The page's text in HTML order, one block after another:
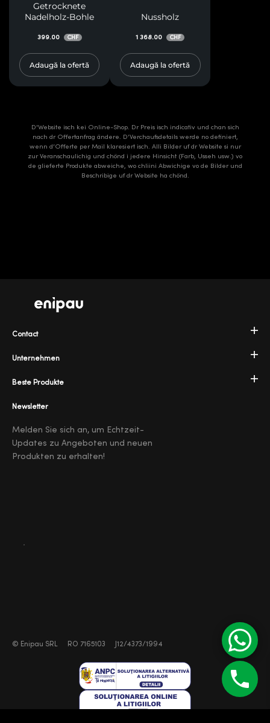
Getrocknete
Nadelholz-Bohle
399.00 CHF
Adaugă la ofertă
Nussholz
1 368.00 CHF
Adaugă la ofertă
D'Website isch kei Online-Shop. Dr Preis isch indicativ und chan sich
nach dr Offertanfrag ändere. D’Verchaufsdetails werde no definiert,
wenn d’Offerte per Mail klaresiert isch. Alli Bilder uf dr Website si nur
zur Veranschaulichig und chönd i jedere Hinsicht (Farb, Usseh usw.) vo
de glieferte Produkte abweiche, wo chliini Abwichige vo de Bilder und
Beschribige uf dr Website ha chönd.
Unternehmen
Beste Produkte
Contact
Newsletter
Melden Sie sich an, um Echtzeit-
Updates zu Angeboten und neuen
Produkten zu erhalten!
© Enipau SRL RO 7165103 J12/4373/1994